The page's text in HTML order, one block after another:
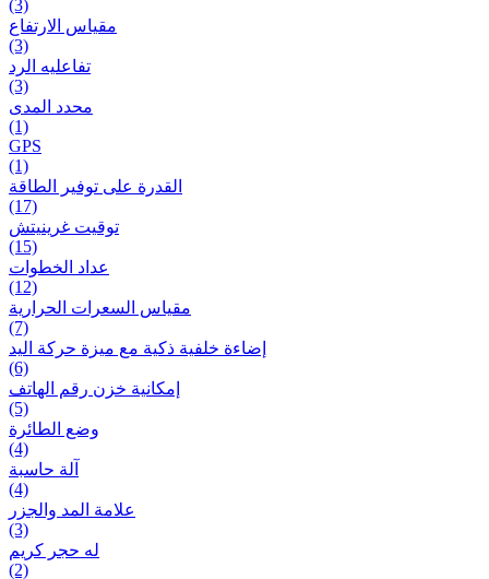
(3)
مقياس الارتفاع
(3)
تفاعلیه الرد
(3)
محدد المدى
(1)
GPS
(1)
القدرة على توفير الطاقة
(17)
توقيت غرينيتش
(15)
عداد الخطوات
(12)
مقیاس السعرات الحرارية
(7)
إضاءة خلفية ذكية مع ميزة حرکة اليد
(6)
إمكانية خزن رقم الهاتف
(5)
وضع الطائرة
(4)
آلة حاسبة
(4)
علامة المد والجزر
(3)
له حجر كريم
(2)